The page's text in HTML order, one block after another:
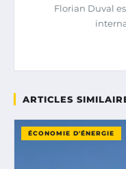
Florian Duval
ARTICLES
ÉCONOMIE D'ÉNERGIE